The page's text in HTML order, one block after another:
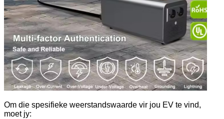
Om die spesifieke weerstandswaarde vir jou EV te vind,
moet jy: